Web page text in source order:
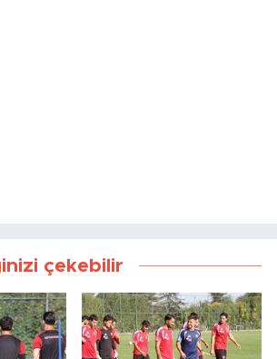
çekebilir